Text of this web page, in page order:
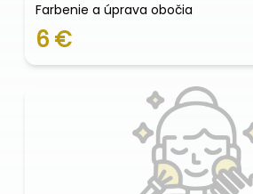
Farbenie a úprava obočia
6 €